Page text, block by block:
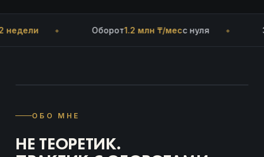
Оборот1.2 млн ₸/месс нуля
ОБО МНЕ
НЕ ТЕОРЕТИК.